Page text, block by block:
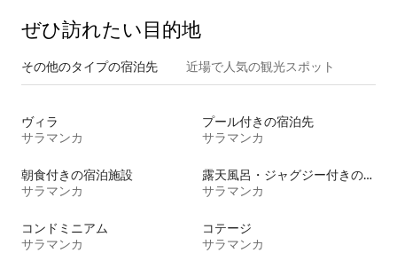
ぜひ訪⁠れ⁠た⁠い目⁠的⁠地
その他のタ⁠イ⁠プ⁠の宿⁠泊⁠先 近場で人気の観光スポット
ヴィラ
サラマンカ
プール付きの宿泊先
サラマンカ
朝食付きの宿泊施設
サラマンカ
露天風呂・ジャグジー付きの宿泊施設
サラマンカ
コンドミニアム
サラマンカ
コテージ
サラマンカ